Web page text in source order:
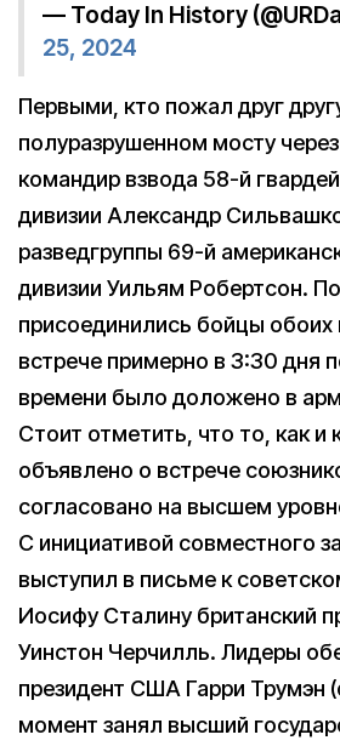
— Today In History
25, 2024
Первыми, кто пожал друг
полуразрушенном мосту
командир взвода 58-й
дивизии Александр
разведгруппы 69-й
дивизии Уильям Робертсон.
присоединились бойцы обоих
встрече примерно в 3:30 дня
времени было доложено в
Стоит отметить, что то, как и
объявлено о встрече
согласовано на высшем
С инициативой совместного
выступил в письме к
Иосифу Сталину британский
Уинстон Черчилль. Лидеры
президент США Гарри Трумэн
момент занял высший